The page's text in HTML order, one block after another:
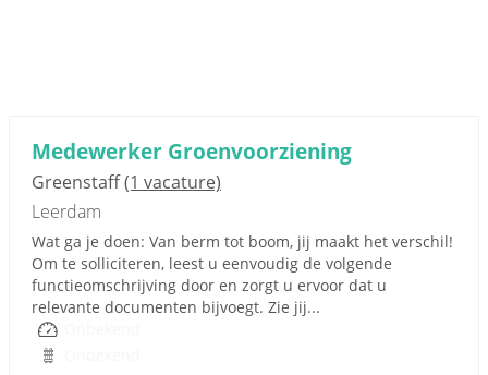
Medewerker Groenvoorziening
Greenstaff(1 vacature)
Leerdam
Wat ga je doen: Van berm tot boom, jij maakt het verschil!
Om te solliciteren, leest u eenvoudig de volgende
functieomschrijving door en zorgt u ervoor dat u
relevante documenten bijvoegt. Zie jij...